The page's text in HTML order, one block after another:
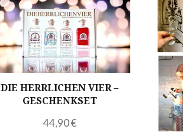
DIE HERRLICHEN VIER –
GESCHENKSET
44,90€